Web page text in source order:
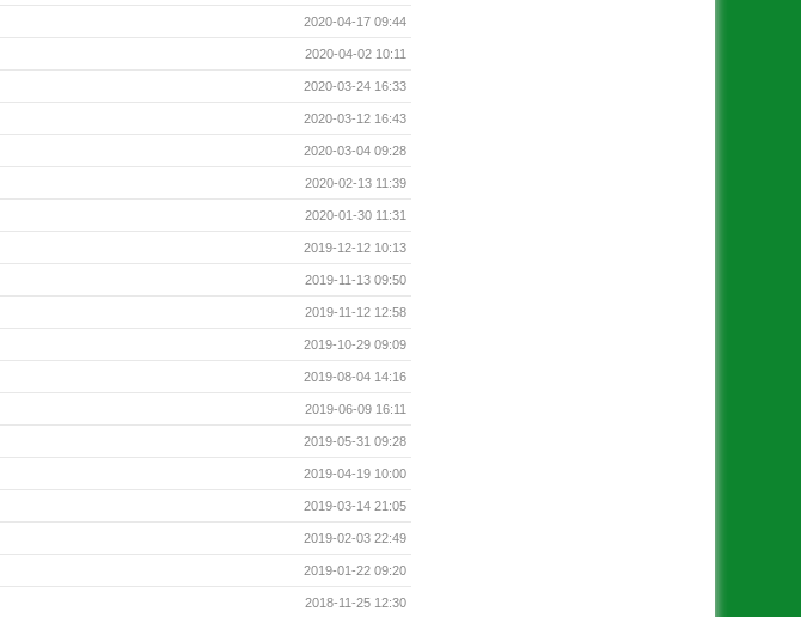
2020-04-17 09:44
2020-04-02 10:11
2020-03-24 16:33
2020-03-12 16:43
2020-03-04 09:28
2020-02-13 11:39
2020-01-30 11:31
2019-12-12 10:13
2019-11-13 09:50
2019-11-12 12:58
2019-10-29 09:09
2019-08-04 14:16
2019-06-09 16:11
2019-05-31 09:28
2019-04-19 10:00
2019-03-14 21:05
2019-02-03 22:49
2019-01-22 09:20
2018-11-25 12:30